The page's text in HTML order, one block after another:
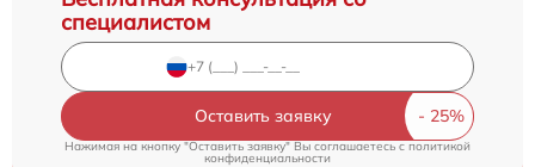
специалистом
Оставить заявку
Нажимая на кнопку "Оставить заявку" Вы соглашаетесь cполитикой
конфиденциальности